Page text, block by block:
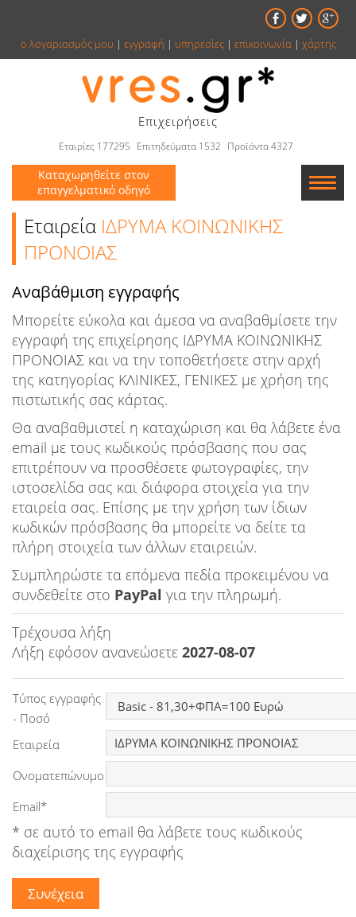
ο λογαριασμός μου | εγγραφή | υπηρεσίες| επικοινωνία| χάρτης
Επιχειρήσεις
Εταιρίες 177295 Επιτηδεύματα 1532 Προϊόντα 4327
Καταχωρηθείτε στον
επαγγελματικό οδηγό
Εταιρείες
Κατάλογος
Αγγελίες
Βιβλία
Ειδήσεις
Παιχνίδια
Ραδιόφωνο
Ταινίες
Εταιρεία ΙΔΡΥΜΑ ΚΟΙΝΩΝΙΚΗΣ
ΠΡΟΝΟΙΑΣ
Αναβάθμιση εγγραφής
Μπορείτε εύκολα και άμεσα να αναβαθμίσετε την
εγγραφή της επιχείρησης ΙΔΡΥΜΑ ΚΟΙΝΩΝΙΚΗΣ
ΠΡΟΝΟΙΑΣ και να την τοποθετήσετε στην αρχή
της κατηγορίας ΚΛΙΝΙΚΕΣ, ΓΕΝΙΚΕΣ με χρήση της
πιστωτικής σας κάρτας.
Θα αναβαθμιστεί η καταχώριση και θα λάβετε ένα
email με τους κωδικούς πρόσβασης που σας
επιτρέπουν να προσθέσετε φωτογραφίες, την
ιστοσελίδα σας και διάφορα στοιχεία για την
εταιρεία σας. Επίσης με την χρήση των ίδιων
κωδικών πρόσβασης θα μπορείτε να δείτε τα
πλήρη στοιχεία των άλλων εταιρειών.
Συμπληρώστε τα επόμενα πεδία προκειμένου να
συνδεθείτε στο PayPal για την πληρωμή.
Τρέχουσα λήξη
Λήξη εφόσον ανανεώσετε 2027-08-07
Τύπος εγγραφής
- Ποσό
Εταιρεία
Ονοματεπώνυμο
Email*
* σε αυτό το email θα λάβετε τους κωδικούς
διαχείρισης της εγγραφής